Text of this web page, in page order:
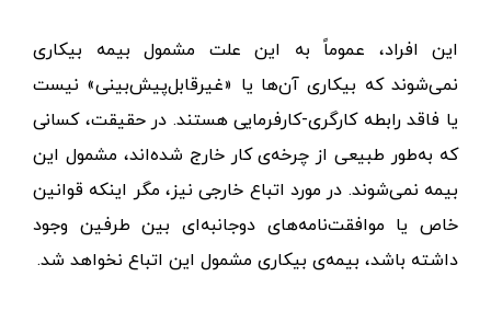
این افراد، عموماً به این علت مشمول بیمه بیکاری
نمی‌شوند که بیکاری آن‌ها یا «غیرقابل‌پیش‌بینی» نیست
یا فاقد رابطه کارگری-کارفرمایی هستند. در حقیقت، کسانی
که به‌طور طبیعی از چرخه‌ی کار خارج شده‌اند، مشمول این
بیمه نمی‌شوند. در مورد اتباع خارجی نیز، مگر اینکه قوانین
خاص یا موافقت‌نامه‌های دوجانبه‌ای بین طرفین وجود
داشته باشد، بیمه‌ی بیکاری مشمول این اتباع نخواهد شد.